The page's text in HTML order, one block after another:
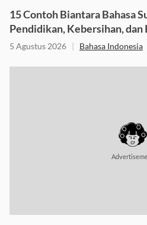
15 Contoh Biantara Bahasa
Pendidikan, Kebersihan,
5 Agustus 2026 | Bahasa Indonesia